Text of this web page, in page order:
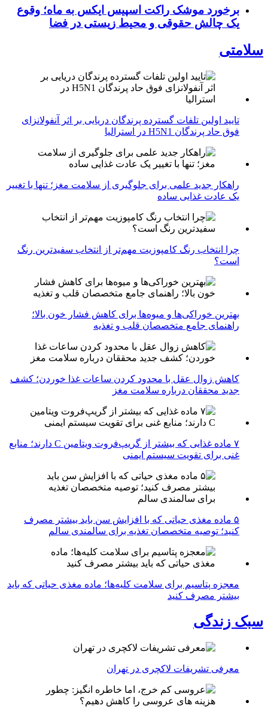
برخورد موشک راکت اسپیس ایکس به ماه؛ وقوع
یک چالش حقوقی و محیط زیستی در فضا
سلامتی
تایید اولین تلفات گسترده پرندگان دریایی بر اثر آنفولانزای
فوق حاد پرندگان H5N1 در استرالیا
راهکار جدید علمی برای جلوگیری از سلامت مغز؛ تنها با تغییر
یک عادت غذایی ساده
چرا انتخاب رنگ کامپوزیت مهم‌تر از انتخاب سفیدترین رنگ
است؟
بهترین خوراکی‌ها و میوه‌ها برای کاهش فشار خون بالا؛
راهنمای جامع متخصصان قلب و تغذیه
کاهش زوال عقل با محدود کردن ساعات غذا خوردن؛ کشف
جدید محققان درباره سلامت مغز
۷ ماده غذایی که بیشتر از گریپ‌فروت ویتامین C دارند؛ منابع
غنی برای تقویت سیستم ایمنی
۵ ماده مغذی حیاتی که با افزایش سن باید بیشتر مصرف
کنید؛ توصیه متخصصان تغذیه برای سالمندی سالم
معجزه پتاسیم برای سلامت کلیه‌ها؛ ماده مغذی حیاتی که باید
بیشتر مصرف کنید
سبک زندگی
معرفی تشریفات لاکچری در تهران